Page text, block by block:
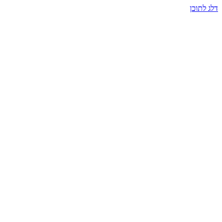
דלג לתוכן